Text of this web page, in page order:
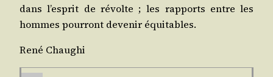
dans l’es­prit de révolte ; les rap­ports entre les
hommes pour­ront deve­nir équitables.
René Chau­ghi